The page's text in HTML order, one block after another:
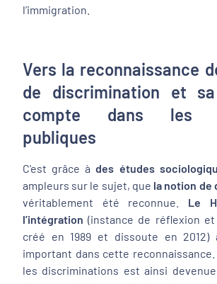
l’immigration.
Vers la reconnaissance
de discrimination et
compte dans les
publiques
C'est grâce àdes études
ampleurs sur le sujet, que la notion de
véritablement été reconnue. Le
l’intégration (instance de réflexion
créé en 1989 et dissoute en
important dans cette
les discriminations est ainsi devenue